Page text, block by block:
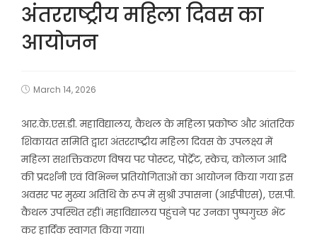
अंतरराष्ट्रीय महिला दिवस का
आयोजन
March 14, 2026
आर.के.एस.डी. महाविद्यालय, कैथल के महिला प्रकोष्ठ और आंतरिक
शिकायत समिति द्वारा अंतरराष्ट्रीय महिला दिवस के उपलक्ष्य में
महिला सशक्तिकरण विषय पर पोस्टर, पोर्ट्रेट, स्केच, कोलाज आदि
की प्रदर्शनी एवं विभिन्न प्रतियोगिताओं का आयोजन किया गया इस
अवसर पर मुख्य अतिथि के रूप में सुश्री उपासना (आईपीएस), एस.पी.
कैथल उपस्थित रहीं। महाविद्यालय पहुंचने पर उनका पुष्पगुच्छ भेंट
कर हार्दिक स्वागत किया गया।